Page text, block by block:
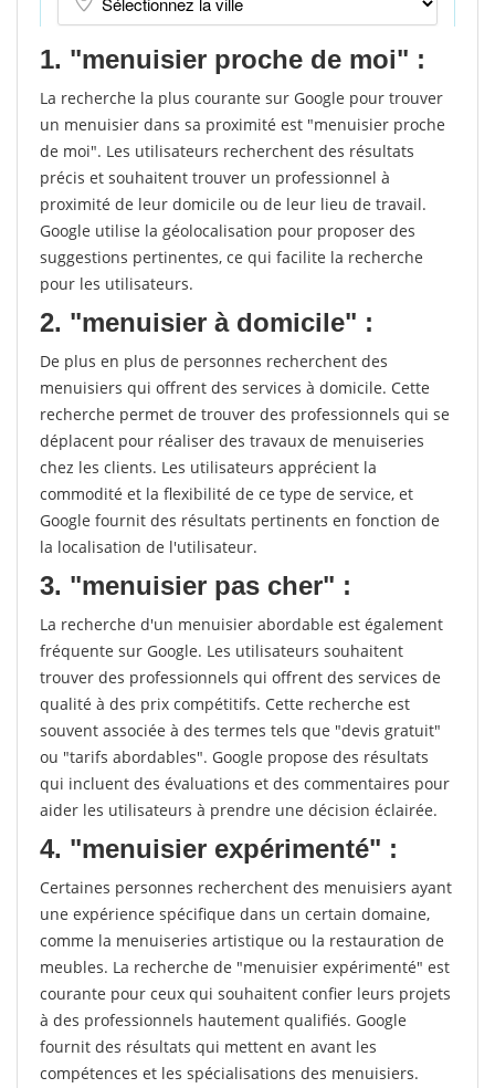
1. "menuisier proche de moi" :
La recherche la plus courante sur Google pour trouver
un menuisier dans sa proximité est "menuisier proche
de moi". Les utilisateurs recherchent des résultats
précis et souhaitent trouver un professionnel à
proximité de leur domicile ou de leur lieu de travail.
Google utilise la géolocalisation pour proposer des
suggestions pertinentes, ce qui facilite la recherche
pour les utilisateurs.
2. "menuisier à domicile" :
De plus en plus de personnes recherchent des
menuisiers qui offrent des services à domicile. Cette
recherche permet de trouver des professionnels qui se
déplacent pour réaliser des travaux de menuiseries
chez les clients. Les utilisateurs apprécient la
commodité et la flexibilité de ce type de service, et
Google fournit des résultats pertinents en fonction de
la localisation de l'utilisateur.
3. "menuisier pas cher" :
La recherche d'un menuisier abordable est également
fréquente sur Google. Les utilisateurs souhaitent
trouver des professionnels qui offrent des services de
qualité à des prix compétitifs. Cette recherche est
souvent associée à des termes tels que "devis gratuit"
ou "tarifs abordables". Google propose des résultats
qui incluent des évaluations et des commentaires pour
aider les utilisateurs à prendre une décision éclairée.
4. "menuisier expérimenté" :
Certaines personnes recherchent des menuisiers ayant
une expérience spécifique dans un certain domaine,
comme la menuiseries artistique ou la restauration de
meubles. La recherche de "menuisier expérimenté" est
courante pour ceux qui souhaitent confier leurs projets
à des professionnels hautement qualifiés. Google
fournit des résultats qui mettent en avant les
compétences et les spécialisations des menuisiers.